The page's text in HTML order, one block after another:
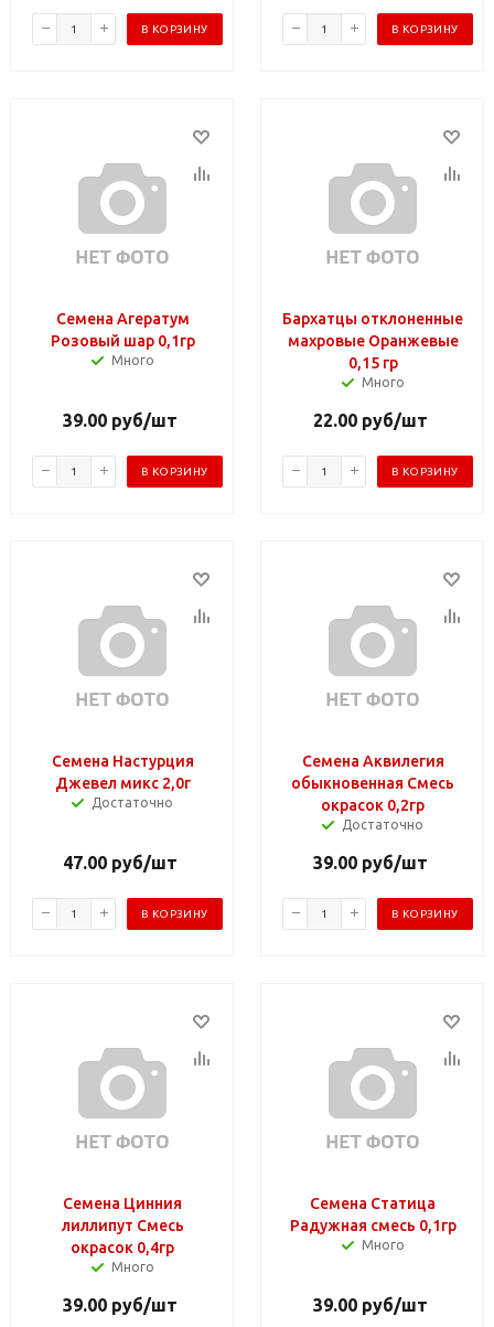
В КОРЗИНУ В КОРЗИНУ
Семена Агератум
Розовый шар 0,1гр
Много
39.00 руб/шт
В КОРЗИНУ
Бархатцы отклоненные
махровые Оранжевые
0,15 гр
Много
22.00 руб/шт
В КОРЗИНУ
Семена Настурция
Джевел микс 2,0г
Достаточно
47.00 руб/шт
В КОРЗИНУ
Семена Аквилегия
обыкновенная Смесь
окрасок 0,2гр
Достаточно
39.00 руб/шт
В КОРЗИНУ
Семена Цинния
лиллипут Смесь
окрасок 0,4гр
Много
39.00 руб/шт
Семена Статица
Радужная смесь 0,1гр
Много
39.00 руб/шт